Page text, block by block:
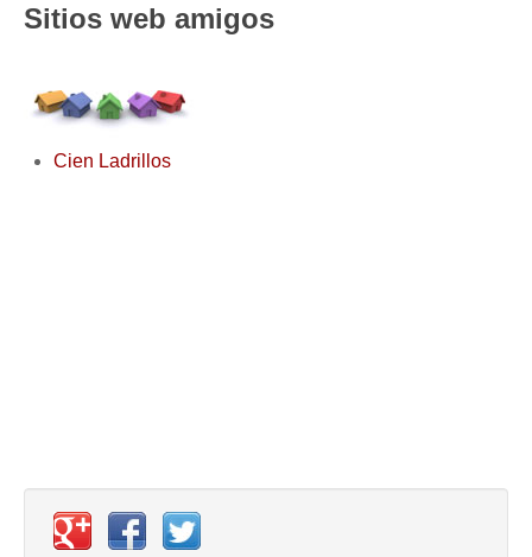
Sitios web amigos
Cien Ladrillos